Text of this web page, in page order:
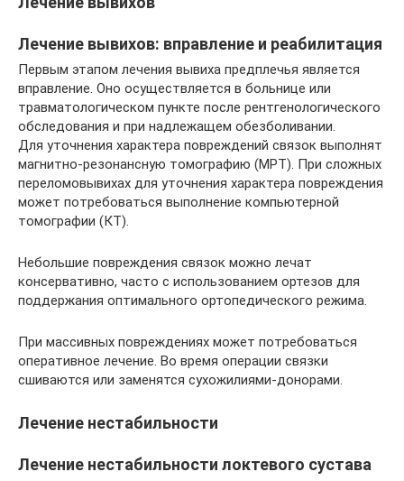
Лечение вывихов: вправление и реабилитация
Первым этапом лечения вывиха предплечья является
вправление. Оно осуществляется в больнице или
травматологическом пункте после рентгенологического
обследования и при надлежащем обезболивании.
Для уточнения характера повреждений связок выполнят
магнитно-резонансную томографию (МРТ). При сложных
переломовывихах для уточнения характера повреждения
может потребоваться выполнение компьютерной
томографии (КТ).
Небольшие повреждения связок можно лечат
консервативно, часто с использованием ортезов для
поддержания оптимального ортопедического режима.
При массивных повреждениях может потребоваться
оперативное лечение. Во время операции связки
сшиваются или заменятся сухожилиями-донорами.
Лечение нестабильности
Лечение нестабильности локтевого сустава